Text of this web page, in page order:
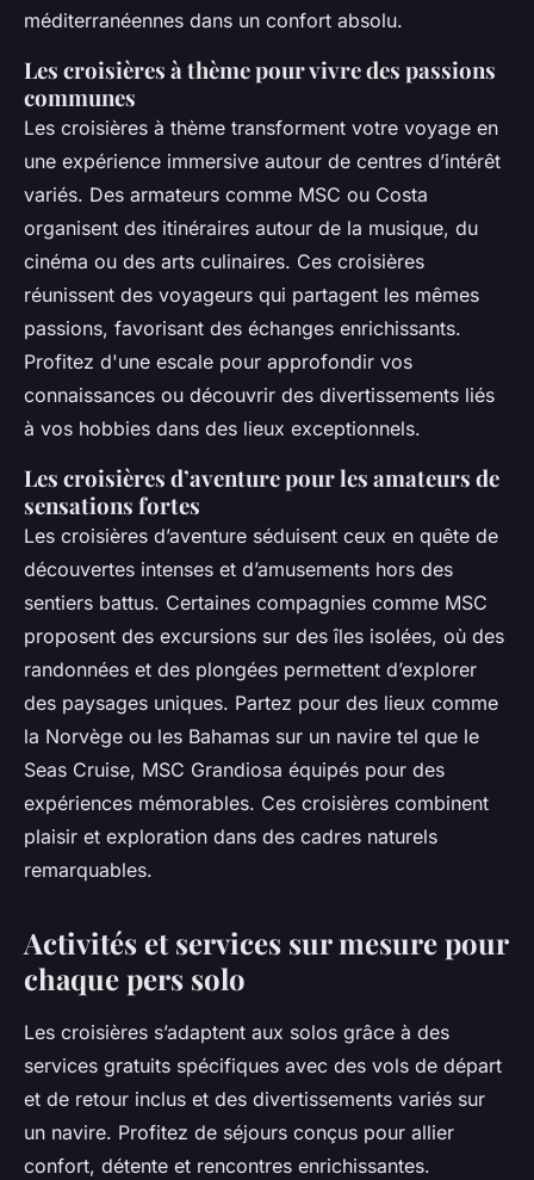
méditerranéennes dans un confort absolu.
Les croisières à thème pour vivre des passions
communes
Les croisières à thème transforment votre voyage en
une expérience immersive autour de centres d’intérêt
variés. Des armateurs comme MSC ou Costa
organisent des itinéraires autour de la musique, du
cinéma ou des arts culinaires. Ces croisières
réunissent des voyageurs qui partagent les mêmes
passions, favorisant des échanges enrichissants.
Profitez d'une escale pour approfondir vos
connaissances ou découvrir des divertissements liés
à vos hobbies dans des lieux exceptionnels.
Les croisières d’aventure pour les amateurs de
sensations fortes
Les croisières d’aventure séduisent ceux en quête de
découvertes intenses et d’amusements hors des
sentiers battus. Certaines compagnies comme MSC
proposent des excursions sur des îles isolées, où des
randonnées et des plongées permettent d’explorer
des paysages uniques. Partez pour des lieux comme
la Norvège ou les Bahamas sur un navire tel que le
Seas Cruise, MSC Grandiosa équipés pour des
expériences mémorables. Ces croisières combinent
plaisir et exploration dans des cadres naturels
remarquables.
Activités et services sur mesure pour
chaque pers solo
Les croisières s’adaptent aux solos grâce à des
services gratuits spécifiques avec des vols de départ
et de retour inclus et des divertissements variés sur
un navire. Profitez de séjours conçus pour allier
confort, détente et rencontres enrichissantes.